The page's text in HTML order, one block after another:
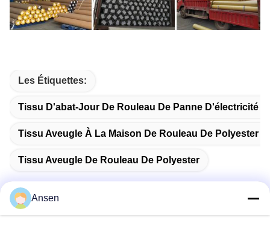
Les Étiquettes:
Tissu D'abat-Jour De Rouleau De Panne D'électricité
Tissu Aveugle À La Maison De Rouleau De Polyester
Tissu Aveugle De Rouleau De Polyester
Ansen